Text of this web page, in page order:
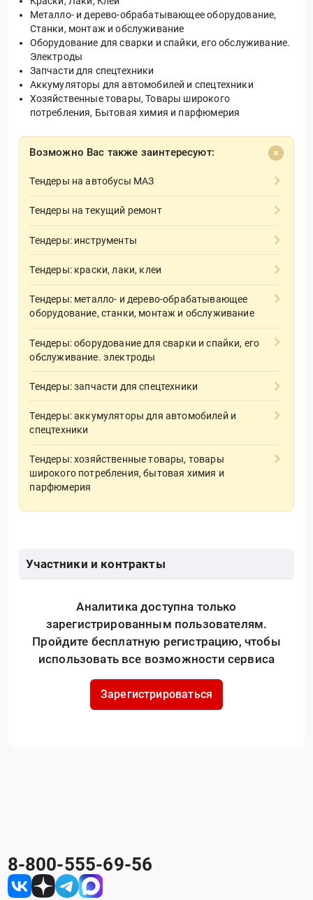
Металло- и дерево-обрабатывающее оборудование,
Станки, монтаж и обслуживание
Оборудование для сварки и спайки, его обслуживание.
Электроды
Запчасти для спецтехники
Аккумуляторы для автомобилей и спецтехники
Хозяйственные товары, Товары широкого
потребления, Бытовая химия и парфюмерия
Возможно Вас также заинтересуют:
Тендеры на автобусы МАЗ
Тендеры на текущий ремонт
Тендеры: инструменты
Тендеры: краски, лаки, клеи
Тендеры: металло- и дерево-обрабатывающее
оборудование, станки, монтаж и обслуживание
Тендеры: оборудование для сварки и спайки, его
обслуживание. электроды
Тендеры: запчасти для спецтехники
Тендеры: аккумуляторы для автомобилей и
спецтехники
Тендеры: хозяйственные товары, товары
широкого потребления, бытовая химия и
парфюмерия
Участники и контракты
Аналитика доступна только
зарегистрированным пользователям.
Пройдите бесплатную регистрацию, чтобы
использовать все возможности сервиса
Зарегистрироваться
8-800-555-69-56